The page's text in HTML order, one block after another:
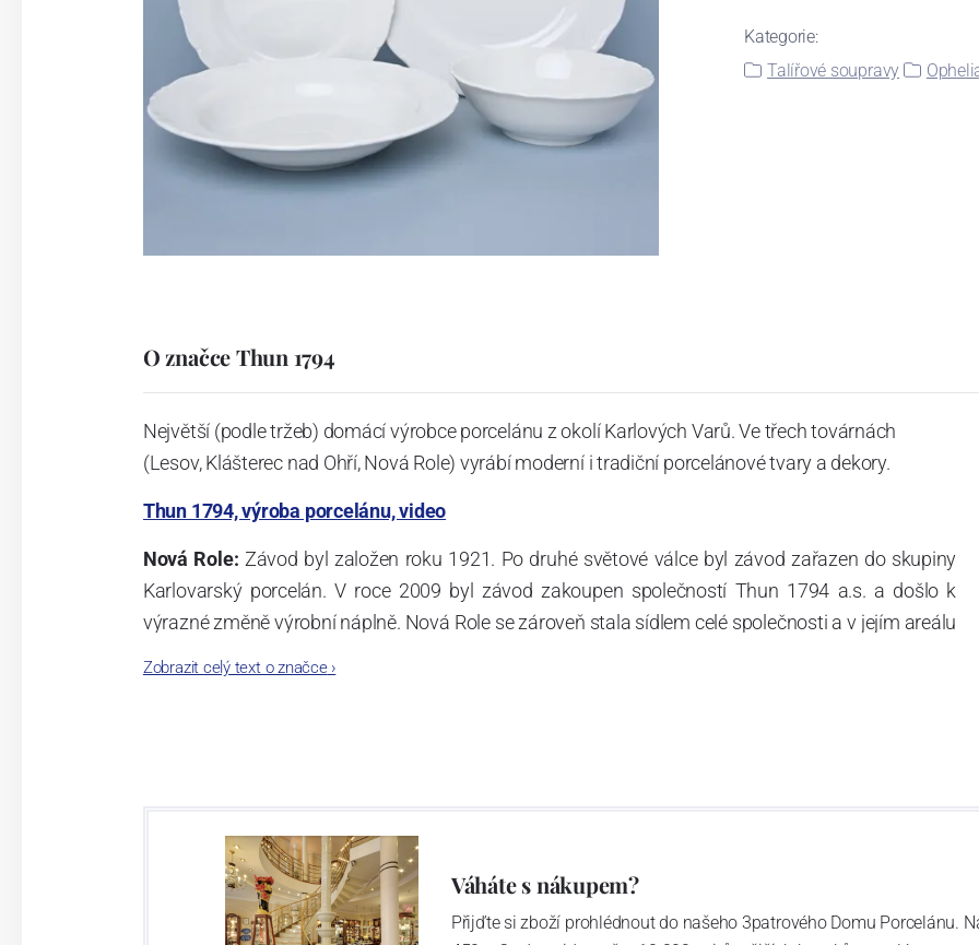
Kategorie:
Talířové soupravy
O značce Thun 1794
Největší (podle tržeb) domácí výrobce porcelánu z okolí Karlových Varů. Ve třech továrnách
(Lesov, Klášterec nad Ohří, Nová Role) vyrábí moderní i tradiční porcelánové tvary a dekory.
Thun 1794, výroba porcelánu, video
Nová Role: Závod byl založen roku 1921. Po druhé světové válce byl závod zařazen do skupiny
Karlovarský porcelán. V roce 2009 byl závod zakoupen společností Thun 1794 a.s. a došlo k
výrazné změně výrobní náplně. Nová Role se zároveň stala sídlem celé společnosti a v jejím areálu
Klášterec nad Ohří:
Zobrazit celý text o značce›
Váháte s nákupem?
Přijďte si zboží prohlédnout do našeho 3patrového Domu Porcelánu.